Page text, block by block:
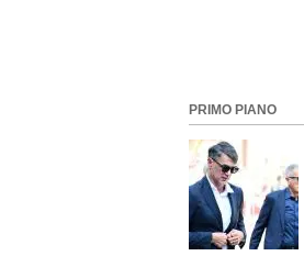
PRIMO PIANO